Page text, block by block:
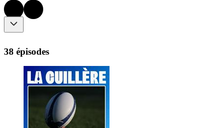
38 épisodes